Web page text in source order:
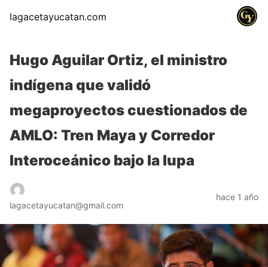
lagacetayucatan.com
Hugo Aguilar Ortiz, el ministro
indígena que validó
megaproyectos cuestionados de
AMLO: Tren Maya y Corredor
Interoceánico bajo la lupa
lagacetayucatan@gmail.com
hace 1 año